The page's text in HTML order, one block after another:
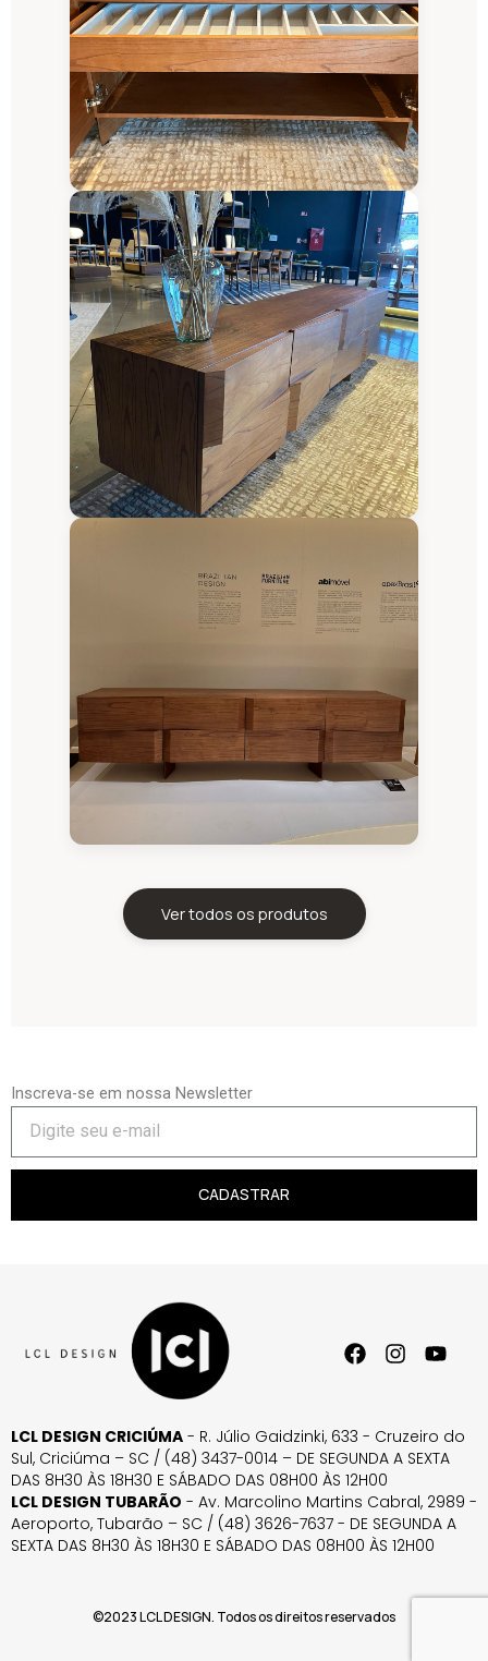
Ver todos os produtos
Inscreva-se em nossa Newsletter
CADASTRAR
LCL DESIGN CRICIÚMA - R. Júlio Gaidzinki, 633 - Cruzeiro do
Sul, Criciúma – SC / (48) 3437-0014 – DE SEGUNDA A SEXTA
DAS 8H30 ÀS 18H30 E SÁBADO DAS 08H00 ÀS 12H00
LCL DESIGN TUBARÃO - Av. Marcolino Martins Cabral, 2989 -
Aeroporto, Tubarão – SC / (48) 3626-7637 - DE SEGUNDA A
SEXTA DAS 8H30 ÀS 18H30 E SÁBADO DAS 08H00 ÀS 12H00
©2023 LCL DESIGN. Todos os direitos reservados